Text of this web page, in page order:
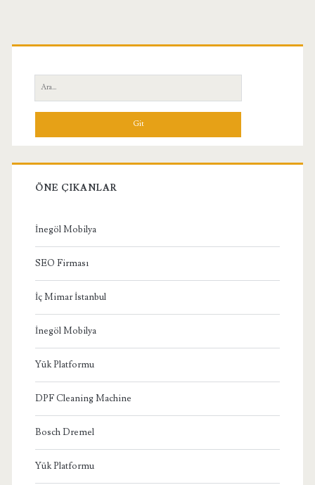
Birincil
Yan
Menü
Ara:
ÖNE ÇIKANLAR
İnegöl Mobilya
SEO Firması
İç Mimar İstanbul
İnegöl Mobilya
Yük Platformu
DPF Cleaning Machine
Bosch Dremel
Yük Platformu